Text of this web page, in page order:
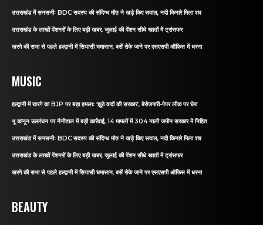
उत्तराखंड में सनसनीः BDC सदस्य की संदिग्ध मौत ने खड़े किए सवाल, नदी किनारे मिला शव
उत्तराखंड के लाखों पेंशनरों के लिए बड़ी खबर, जुलाई की पेंशन सीधे खातों में ट्रांसफर
खरगे की सभा से पहले हल्द्वानी में सियासी घमासान, बसें रोके जाने पर एसएसपी ऑफिस में धरना
MUSIC
हल्द्वानी में खरगे का BJP पर बड़ा हमलाः ‘झूठे वादों की सरकार’, बेरोजगारी-पेपर लीक पर घेरा
भू कानून उल्लंघन पर नैनीताल में बड़ी कार्रवाई, 14 मामलों में 304 नाली जमीन सरकार में निहित
उत्तराखंड में सनसनीः BDC सदस्य की संदिग्ध मौत ने खड़े किए सवाल, नदी किनारे मिला शव
उत्तराखंड के लाखों पेंशनरों के लिए बड़ी खबर, जुलाई की पेंशन सीधे खातों में ट्रांसफर
खरगे की सभा से पहले हल्द्वानी में सियासी घमासान, बसें रोके जाने पर एसएसपी ऑफिस में धरना
BEAUTY